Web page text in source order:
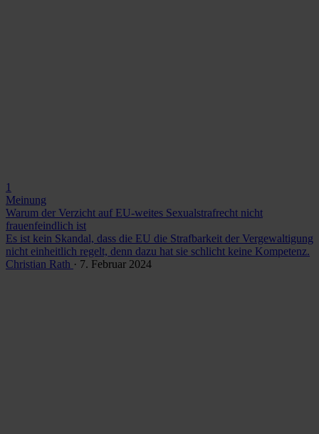
1
Meinung
Warum der Verzicht auf EU-weites Sexualstrafrecht nicht
frauenfeindlich ist
Es ist kein Skandal, dass die EU die Strafbarkeit der Vergewaltigung
nicht einheitlich regelt, denn dazu hat sie schlicht keine Kompetenz.
Christian Rath · 7. Februar 2024